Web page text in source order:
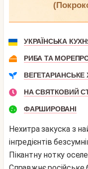
УКРАЇНСЬКА
РИБА ТА
НА СВЯТКОВИЙ
ФАРШИРОВАНІ
Нехитра закуска з
інгредієнтів
Пікантну нотку